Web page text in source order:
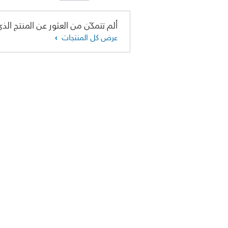
ألم تتمكّن من العثور عن المنتج
عرض كل المنتجات